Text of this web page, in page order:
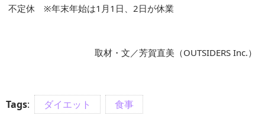
不定休 ※年末年始は1月1日、2日が休業
取材・文／芳賀直美（OUTSIDERS Inc.）
Tags: ダイエット 食事